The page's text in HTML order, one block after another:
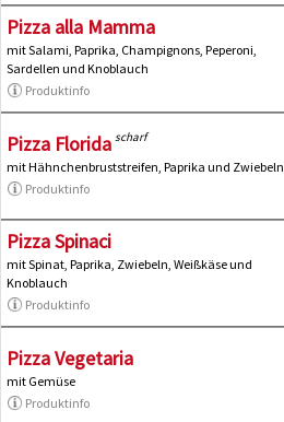
Pizza alla Mamma
mit Salami, Paprika, Champignons, Peperoni,
Sardellen und Knoblauch
Produktinfo
Pizza Florida scharf
mit Hähnchenbruststreifen, Paprika und Zwiebeln
Produktinfo
Pizza Spinaci
mit Spinat, Paprika, Zwiebeln, Weißkäse und
Knoblauch
Produktinfo
Pizza Vegetaria
mit Gemüse
Produktinfo